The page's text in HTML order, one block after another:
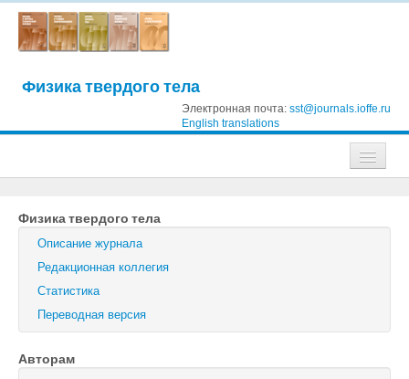
Физика твердого тела
Электронная почта: sst@journals.ioffe.ru
English translations
Журнал технической физики
Письма в Журнал технической физики
Физика твердого тела
Физика и техника полупроводников
Оптика и спектроскопия
Физика твердого тела
Описание журнала
Редакционная коллегия
Статистика
Переводная версия
Авторам